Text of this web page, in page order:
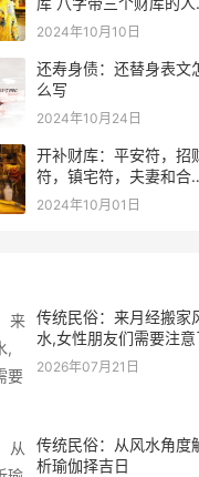
不是很有钱？
2024年10月10日
还寿身债：还替身表文
么写
2024年10月24日
开补财库：平安符，招
符，镇宅符，夫妻和合
灵符符咒.
2024年10月01日
传统民俗：来月经搬家
水,女性朋友们需要注意
2026年07月21日
传统民俗：从风水角度
析瑜伽择吉日